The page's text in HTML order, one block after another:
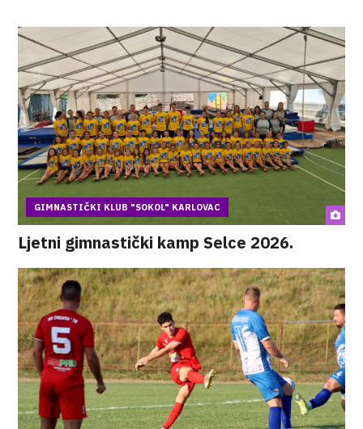
GIMNASTIČKI KLUB "SOKOL" KARLOVAC
Ljetni gimnastički kamp Selce 2026.